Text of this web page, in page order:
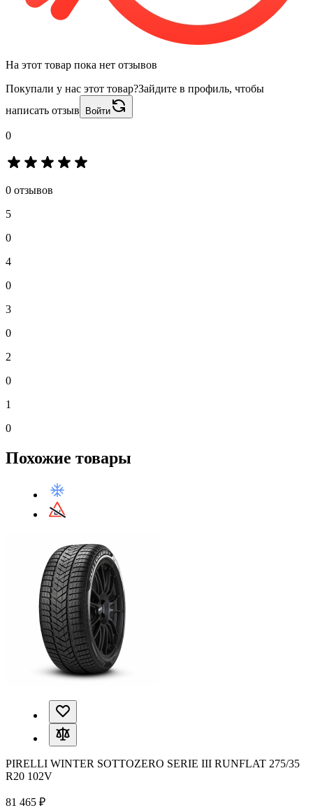
На этот товар пока нет отзывов
Покупали у нас этот товар?Зайдите в профиль, чтобы
написать отзыв
Войти
0
0 отзывов
5
0
4
0
3
0
2
0
1
0
Похожие товары
PIRELLI WINTER SOTTOZERO SERIE III RUNFLAT 275/35
R20 102V
81 465 ₽